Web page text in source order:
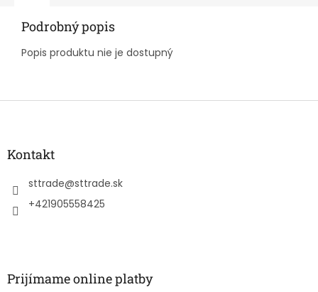
Podrobný popis
Popis produktu nie je dostupný
Z
Kontakt
sttrade@sttrade.sk
+421905558425
Prijímame online platby